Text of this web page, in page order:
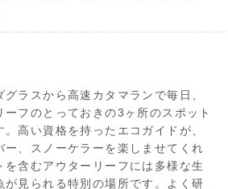
ラスから高速カタマランで毎日、
ーフのとっておきの3ヶ所のスポット
高い資格を持ったエコガイドが、
ー、スノーケラーを楽しませてくれ
を含むアウターリーフには多様な生
が見られる特別の場所です。よく研